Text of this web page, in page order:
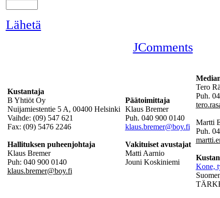
Lähetä
JComments
Kustantaja
B Yhtiöt Oy
Nuijamiestentie 5 A, 00400 Helsinki
Vaihde: (09) 547 621
Fax: (09) 5476 2246
Hallituksen puheenjohtaja
Klaus Bremer
Puh: 040 900 0140
klaus.bremer@boy.fi
Päätoimittaja
Klaus Bremer
Puh. 040 900 0140
klaus.bremer@boy.fi
Vakituiset avustajat
Matti Aarnio
Jouni Koskiniemi
Tero
Puh.
Martti
Puh.
Kone,